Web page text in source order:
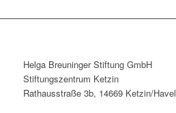
Helga Breuninger Stiftung GmbH
Stiftungszentrum Ketzin
Rathausstraße 3b, 14669 Ketzin/Havel